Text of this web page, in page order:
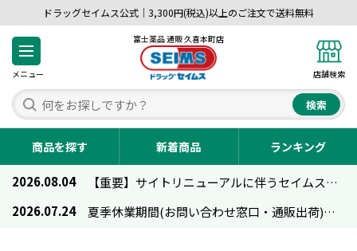
ドラッグセイムス公式｜3,300円(税込)以上のご注文で送料無料
メニュー
富士薬品 通販 久喜本町店
店舗検索
検索
商品を探す 新着商品 ランキング
2026.08.04
【重要】サイトリニューアルに伴うセイムス通販のご利用について
2026.07.24
夏季休業期間(お問い合わせ窓口・通販出荷)のお知らせ